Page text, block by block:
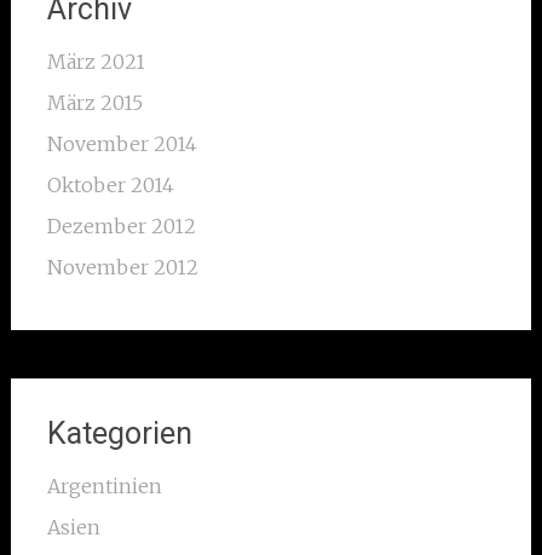
Archiv
März 2021
März 2015
November 2014
Oktober 2014
Dezember 2012
November 2012
Kategorien
Argentinien
Asien